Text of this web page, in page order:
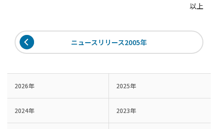
以上
ニュースリリース2005年
2026年 2025年
2024年 2023年